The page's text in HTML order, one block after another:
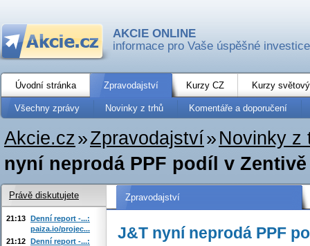
AKCIE ONLINE
informace pro Vaše úspěšné investice
Úvodní stránka Zpravodajství Kurzy CZ Kurzy
Všechny zprávy Novinky z trhů Komentáře a doporučení
Akcie.cz»Zpravodajství» Novinky z
nyní neprodá PPF podíl v Zentivě
Zpravodajství
J&T nyní neprodá PPF
Právě diskutujete
21:13 Denní report -...:
paiza.io/projec...
21:12 Denní report -...: